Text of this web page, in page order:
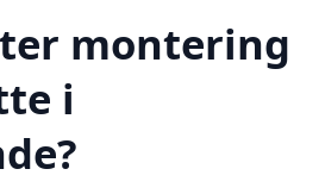
montering
i